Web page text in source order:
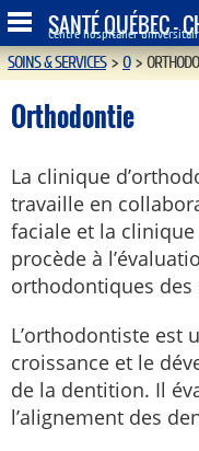
SANTÉ QUÉBEC -
Centre hospitalier
SOINS & SERVICES>O>
Orthodontie
La clinique
travaille en
faciale et la
procède à
orthodontiques des
L’orthodontiste est
croissance et le
de la dentition. Il
l’alignement des